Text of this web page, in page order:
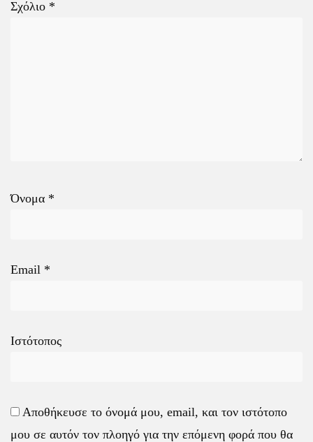
Σχόλιο *
Όνομα *
Email *
Ιστότοπος
Αποθήκευσε το όνομά μου, email, και τον ιστότοπο
μου σε αυτόν τον πλοηγό για την επόμενη φορά που θα